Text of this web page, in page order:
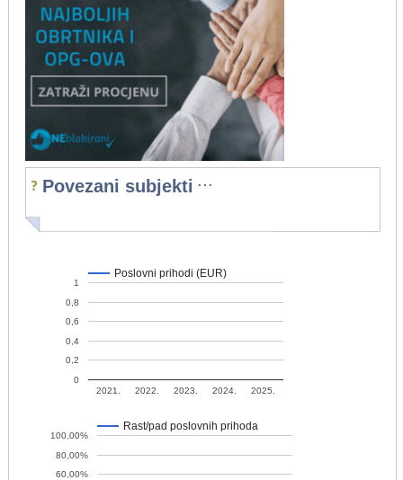
Povezani subjekti ...
Poslovni prihodi (EUR)
2021. 2022. 2023. 2024. 2025.
0
0,2
0,4
0,6
0,8
1
Rast/pad poslovnih prihoda
60,00%
80,00%
100,00%